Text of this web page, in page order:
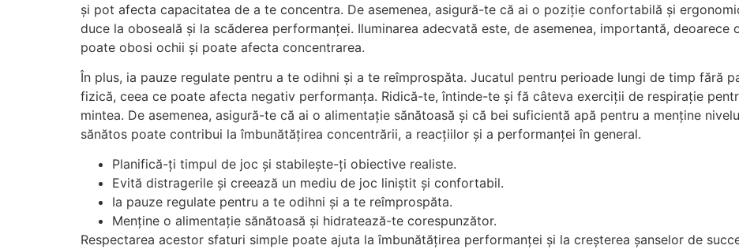
și pot afecta capacitatea de a te concentra. De asemenea, asigură-te că ai o poziție confortabilă și
duce la oboseală și la scăderea performanței. Iluminarea adecvată este, de asemenea, importantă, deoarece
poate obosi ochii și poate afecta concentrarea.
În plus, ia pauze regulate pentru a te odihni și a te reîmprospăta. Jucatul pentru perioade lungi de timp fără
fizică, ceea ce poate afecta negativ performanța. Ridică-te, întinde-te și fă câteva exerciții de respirație
mintea. De asemenea, asigură-te că ai o alimentație sănătoasă și că bei suficientă apă pentru a menține
sănătos poate contribui la îmbunătățirea concentrării, a reacțiilor și a performanței în general.
Planifică-ți timpul de joc și stabilește-ți obiective realiste.
Evită distragerile și creează un mediu de joc liniștit și confortabil.
Ia pauze regulate pentru a te odihni și a te reîmprospăta.
Menține o alimentație sănătoasă și hidratează-te corespunzător.
Respectarea acestor sfaturi simple poate ajuta la îmbunătățirea performanței și la creșterea șanselor de